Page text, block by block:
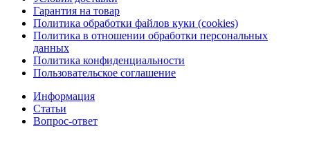
Гарантия на товар
Политика обработки файлов куки (cookies)
Политика в отношении обработки персональных
данных
Политика конфиденциальности
Пользовательское соглашение
Информация
Статьи
Вопрос-ответ